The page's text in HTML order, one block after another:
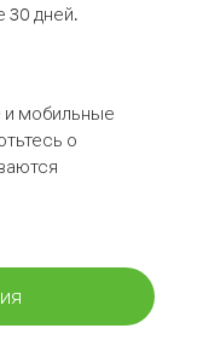
30 дней.
и мобильные
о